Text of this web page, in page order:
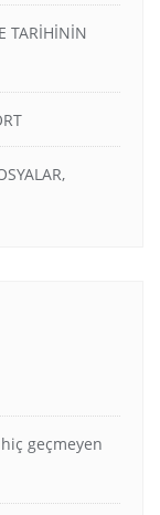
TARİHİNİN
geçmeyen